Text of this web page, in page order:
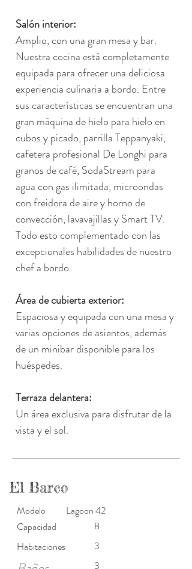
Salón interior:
Amplio, con una gran mesa y bar.
Nuestra cocina está completamente
equipada para ofrecer una deliciosa
experiencia culinaria a bordo. Entre
sus características se encuentran una
gran máquina de hielo para hielo en
cubos y picado, parrilla Teppanyaki,
cafetera profesional De Longhi para
granos de café, SodaStream para
agua con gas ilimitada, microondas
con freidora de aire y horno de
convección, lavavajillas y Smart TV.
Todo esto complementado con las
excepcionales habilidades de nuestro
chef a bordo.
Área de cubierta exterior:
Espaciosa y equipada con una mesa y
varias opciones de asientos, además
de un minibar disponible para los
huéspedes.
Terraza delantera:
Un área exclusiva para disfrutar de la
vista y el sol.
El Barco
Modelo
Lagoon 42
Capacidad
8
Habitaciones
3
3